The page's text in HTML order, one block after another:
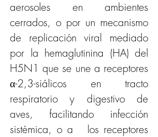
aerosoles en ambientes
cerrados, o por un mecanismo
de replicación viral mediado
por la hemaglutinina (HA) del
H5N1 que se une a receptores
α-2,3-siálicos en tracto
respiratorio y digestivo de
aves, facilitando infección
sistémica, o a   los receptores